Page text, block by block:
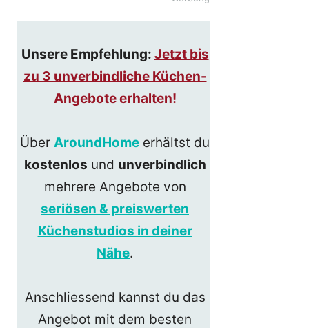
Unsere Empfehlung: Jetzt bis
zu 3 unverbindliche Küchen-
Angebote erhalten!
Über AroundHome erhältst du
kostenlos und unverbindlich
mehrere Angebote von
seriösen & preiswerten
Küchenstudios in deiner
Nähe.
Anschliessend kannst du das
Angebot mit dem besten